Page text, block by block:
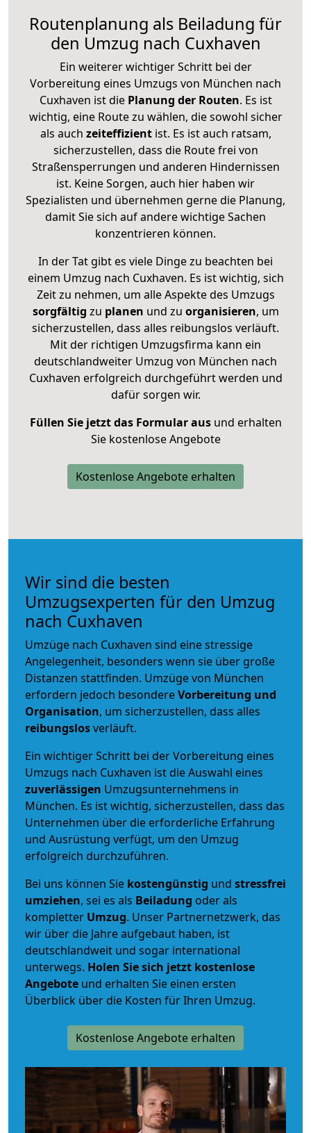
Routenplanung als Beiladung für
den Umzug nach Cuxhaven
Ein weiterer wichtiger Schritt bei der
Vorbereitung eines Umzugs von München nach
Cuxhaven ist diePlanung der Routen. Es ist
wichtig, eine Route zu wählen, die sowohl sicher
als auch zeiteffizientist. Es ist auch ratsam,
sicherzustellen, dass die Route frei von
Straßensperrungen und anderen Hindernissen
ist. Keine Sorgen, auch hier haben wir
Spezialisten und übernehmen gerne die Planung,
damit Sie sich auf andere wichtige Sachen
konzentrieren können.
In der Tat gibt es viele Dinge zu beachten bei
einem Umzug nach Cuxhaven. Es ist wichtig, sich
Zeit zu nehmen, um alle Aspekte des Umzugs
sorgfältig zu planen und zu organisieren, um
sicherzustellen, dass alles reibungslos verläuft.
Mit der richtigen Umzugsfirma kann ein
deutschlandweiter Umzug von München nach
Cuxhaven erfolgreich durchgeführt werden und
dafür sorgen wir.
Füllen Sie jetzt das Formular ausund erhalten
Sie kostenlose Angebote
Kostenlose Angebote erhalten
Wir sind die besten
Umzugsexperten für den Umzug
nach Cuxhaven
Umzüge nach Cuxhaven sind eine stressige
Angelegenheit, besonders wenn sie über große
Distanzen stattfinden. Umzüge von München
erfordern jedoch besondereVorbereitung und
Organisation, um sicherzustellen, dass alles
reibungslosverläuft.
Ein wichtiger Schritt bei der Vorbereitung eines
Umzugs nach Cuxhaven ist die Auswahl eines
zuverlässigen Umzugsunternehmens in
München. Es ist wichtig, sicherzustellen, dass das
Unternehmen über die erforderliche Erfahrung
und Ausrüstung verfügt, um den Umzug
erfolgreich durchzuführen.
Bei uns können Sie kostengünstig und stressfrei
umziehen, sei es als Beiladung oder als
kompletter Umzug. Unser Partnernetzwerk, das
wir über die Jahre aufgebaut haben, ist
deutschlandweit und sogar international
unterwegs. Holen Sie sich jetzt kostenlose
Angebote und erhalten Sie einen ersten
Überblick über die Kosten für Ihren Umzug.
Kostenlose Angebote erhalten